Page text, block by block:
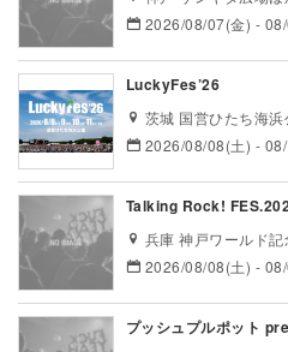
2026/08/07(金) -
LuckyFes’26
茨城 国営ひたち海浜
2026/08/08(土) -
Talking Rock!
兵庫 神戸ワールド記
2026/08/08(土) -
プッシュプルポット